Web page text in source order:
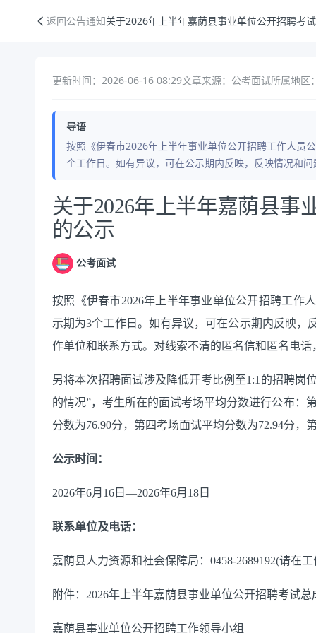
返回公告通知关于2026年上半年嘉荫县事业单位公开招聘考
更新时间：2026-06-16 08:29文章来源：公考面试所属地区
导语
按照《伊春市2026年上半年事业单位公开招聘工作人员
个工作日。如有异议，可在公示期内反映，反映情况和
公告正文
关于2026年上半年嘉荫县事
的公示
公考面试
按照《伊春市2026年 上半年事业单位公开招聘工作
示期为3个工作日。如有异议，可在公示期内反映，
作单位和联系方式。对线索不清的匿名信和匿名电话
另将本次招聘面试涉及降低开考比例至1:1的招聘岗
的情况”，考生所在的面试考场平均分数进行公布：
分数为76.90分， 第四考场面试平均分数为72.94分，
公示时间：
2026年6月 16 日 —2026年6月 18 日
联系单位及电话：
嘉荫县人力资源和社会保障局： 0458-2689192(请在工
附件： 2026年 上半年嘉荫县事业单位公开招聘考试总
嘉荫县事业单位公开招聘工作领导小组